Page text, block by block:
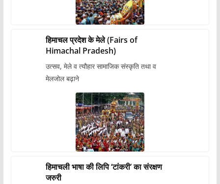
हिमाचल प्रदेश के मेले (Fairs of
Himachal Pradesh)
उत्सव, मेले व त्यौहार सामाजिक संस्कृति तथा व
मेलजोल बढ़ाने
हिमाचली भाषा की लिपि ‘टांकरी’ का संरक्षण
जरुरी